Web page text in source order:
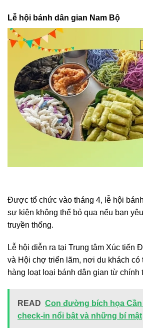
Lễ hội bánh dân gian Nam Bộ
Được tổ chức vào tháng 4, lễ hội
sự kiện không thể bỏ qua nếu bạn
truyền thống.
Lễ hội diễn ra tại Trung tâm Xúc tiến
và Hội chợ triển lãm, nơi du khách
hàng loạt loại bánh dân gian từ chính
READ Con đường bích họa
check-in nổi bật và những bí mật